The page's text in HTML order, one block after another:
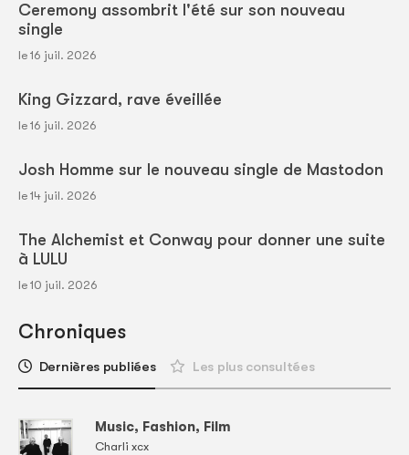
Ceremony assombrit l'été sur son nouveau
single
le 16 juil. 2026
King Gizzard, rave éveillée
le 16 juil. 2026
Josh Homme sur le nouveau single de Mastodon
le 14 juil. 2026
The Alchemist et Conway pour donner une suite
à LULU
le 10 juil. 2026
Chroniques
Dernières publiées Les plus consultées
Music, Fashion, Film
Charli xcx